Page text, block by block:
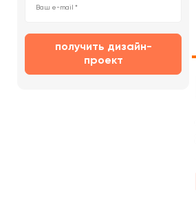
получить дизайн-
проект